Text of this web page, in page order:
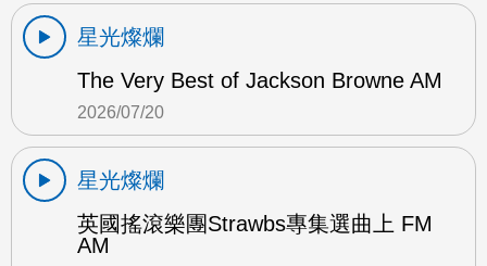
星光燦爛
The Very Best of Jackson Browne AM
2026/07/20
星光燦爛
英國搖滾樂團Strawbs專集選曲上 FM
AM